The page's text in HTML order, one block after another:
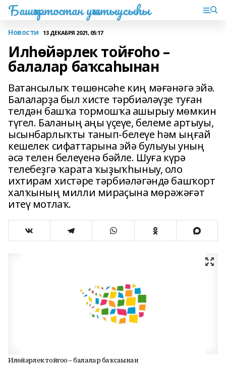
Башҡортостан уҡытыусыһы
Новости 13 ДЕКАБРЯ 2021, 05:17
Илһөйәрлек тойғоһо –
балалар баҡсаһынан
Ватансылыҡ төшөнсәһе киң мәғәнәгә эйә.
Балаларҙа был хисте тәрбиәләүҙе туған
телдән башҡа тормошҡа ашырыу мөмкин
түгел. Баланың аңы үҫеүе, белеме артыуы,
ысынбарлыҡты танып-белеүе һәм ыңғай
кешелек сифаттарына эйә булыуы уның
әсә телен белеүенә бәйле. Шуға күрә
телебеҙгә ҡарата ҡыҙыҡһыныу, оло
ихтирам хистәре тәрбиәләгәндә башҡорт
халҡының милли мираҫына мөрәжәғәт
итеү мотлаҡ.
Илһөйәрлек тойғоһо – балалар баҡсаһынан